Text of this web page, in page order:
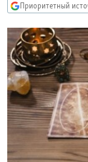
Вернутся
поиску
КАВКАЗ.РЕАЛИИ
СЕВЕР.РЕАЛИИ
РАСПИСАНИЕ
ПОДПИШИТЕСЬ
СОЦИАЛЬНЫЕ СЕТИ
Приоритетный